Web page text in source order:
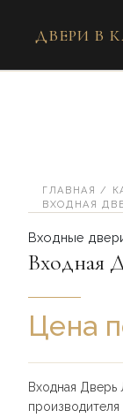
ДВЕРИ В
ГЛАВНАЯ /
ВХОДНАЯ
Входные
Входная
Цена
Входная Дверь